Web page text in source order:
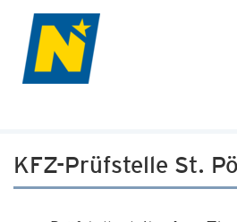
KFZ-Prüfstelle St.